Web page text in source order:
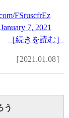
FSruscfrEz
January 7, 2021
［続きを読む］
［2021.01.08］
う